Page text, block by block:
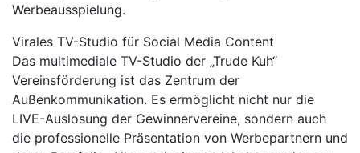
Werbeausspielung.
Virales TV-Studio für Social Media Content
Das multimediale TV-Studio der „Trude Kuh“
Vereinsförderung ist das Zentrum der
Außenkommunikation. Es ermöglicht nicht nur die
LIVE-Auslosung der Gewinnervereine, sondern auch
die professionelle Präsentation von Werbepartnern und